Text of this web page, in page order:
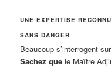
UNE EXPERTISE
SANS DANGER
Beaucoup s’interrogent
Sachez que le Maître